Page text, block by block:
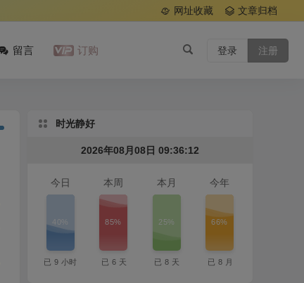
网址收藏 文章归档
留言 订购 登录 注册
时光静好
2026年08月08日 09:36:13
今日
40%
已 9 小时
本周
85%
已 6 天
本月
25%
已 8 天
今年
66%
已 8 月